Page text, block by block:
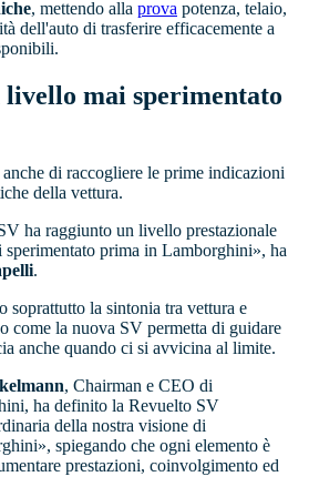
, mettendo alla prova potenza, telaio,
dell'auto di trasferire efficacemente a
mai sperimentato
di raccogliere le prime indicazioni
della vettura.
ha raggiunto un livello prestazionale
sperimentato prima in Lamborghini», ha
.
soprattutto la sintonia tra vettura e
come la nuova SV permetta di guidare
anche quando ci si avvicina al limite.
, Chairman e CEO di
ha definito la Revuelto SV
della nostra visione di
spiegando che ogni elemento è
prestazioni, coinvolgimento ed